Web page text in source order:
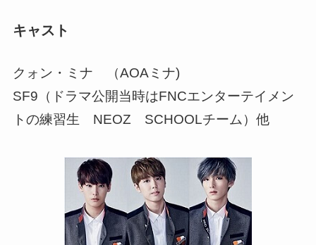
キャスト
クォン・ミナ （AOAミナ)
SF9（ドラマ公開当時はFNCエンターテイメン
トの練習生 NEOZ SCHOOLチーム）他